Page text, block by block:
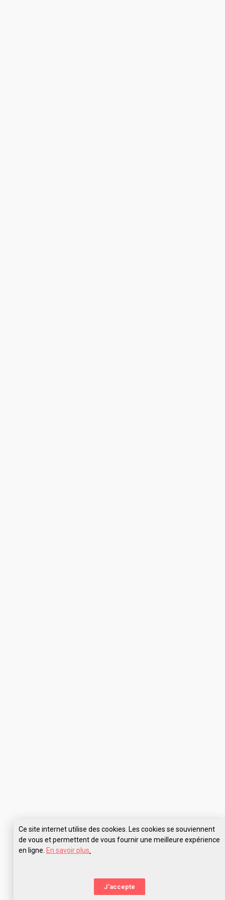
Ce site internet utilise des cookies. Les cookies se souviennent
de vous et permettent de vous fournir une meilleure expérience
en ligne. En savoir plus
J'accepte